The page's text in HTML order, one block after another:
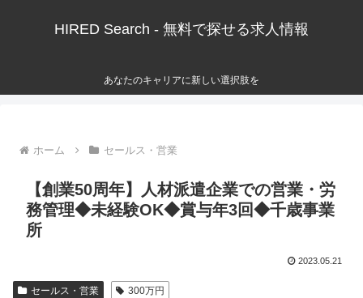
HIRED Search - 無料で探せる求人情報
あなたのキャリアに新しい選択肢を
ホーム セールス・営業
【創業50周年】人材派遣企業での営業・労
務管理◆未経験OK◆賞与年3回◆千歳事業
所
2023.05.21
セールス・営業 300万円